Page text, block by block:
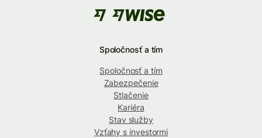
Spoločnosť a tím
Spoločnosť a tím
Zabezpečenie
Stlačenie
Kariéra
Stav služby
Vzťahy s investormi